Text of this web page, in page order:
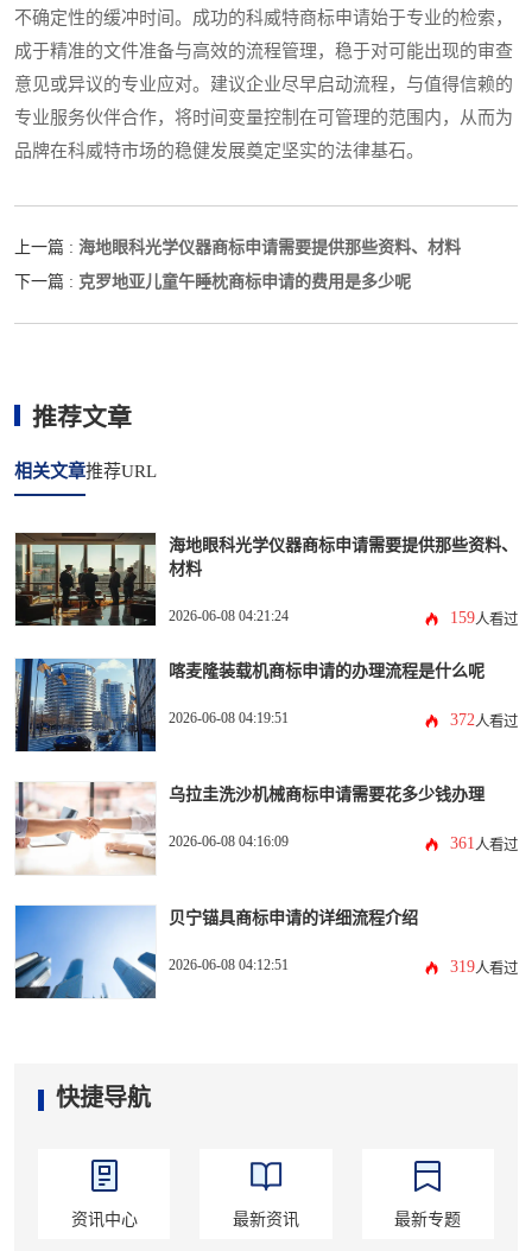
不确定性的缓冲时间。成功的科威特商标申请始于专业的检索，
成于精准的文件准备与高效的流程管理，稳于对可能出现的审查
意见或异议的专业应对。建议企业尽早启动流程，与值得信赖的
专业服务伙伴合作，将时间变量控制在可管理的范围内，从而为
品牌在科威特市场的稳健发展奠定坚实的法律基石。
上一篇 : 海地眼科光学仪器商标申请需要提供那些资料、材料
下一篇 : 克罗地亚儿童午睡枕商标申请的费用是多少呢
推荐文章
相关文章推荐URL
海地眼科光学仪器商标申请需要提供那些资料、
材料
2026-06-08 04:21:24 159人看过
喀麦隆装载机商标申请的办理流程是什么呢
2026-06-08 04:19:51 372人看过
乌拉圭洗沙机械商标申请需要花多少钱办理
2026-06-08 04:16:09 361人看过
贝宁锚具商标申请的详细流程介绍
2026-06-08 04:12:51 319人看过
快捷导航
资讯中心 最新资讯 最新专题